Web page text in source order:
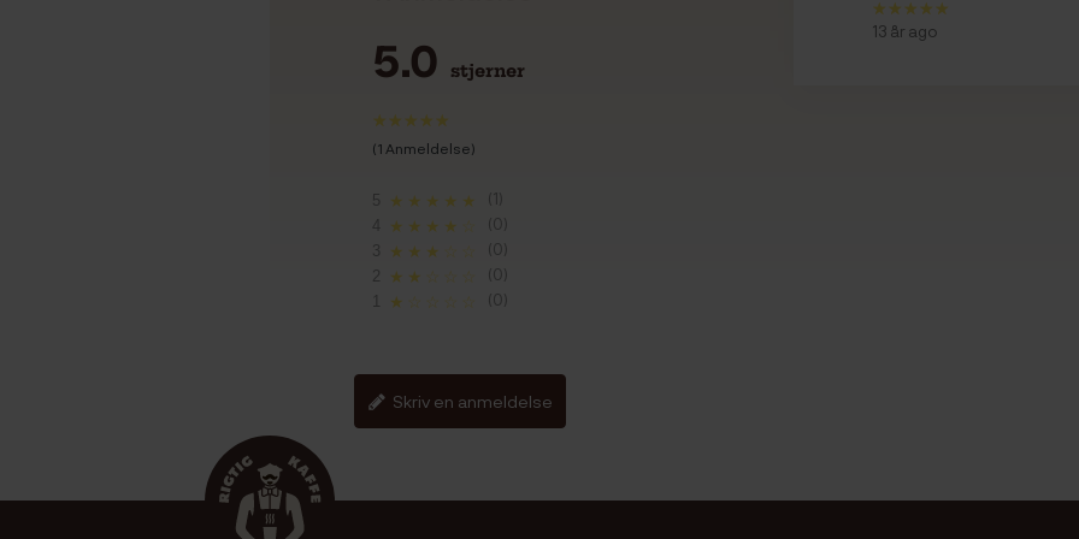
5.0 stjerner
(1 Anmeldelse)
5 ★★★★★ (1)
★★★★☆ (0)
3 ★★★☆☆ (0)
2 ★★☆☆☆ (0)
1 ★☆☆☆☆ (0)
Skriv en anmeldelse
13 år ago